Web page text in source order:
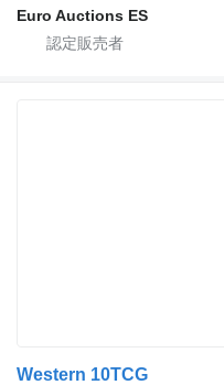
Euro Auctions ES
Western 10TCG